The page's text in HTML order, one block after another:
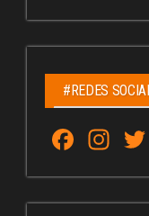
#REDES
Fa
ce
bo
In
st
ag